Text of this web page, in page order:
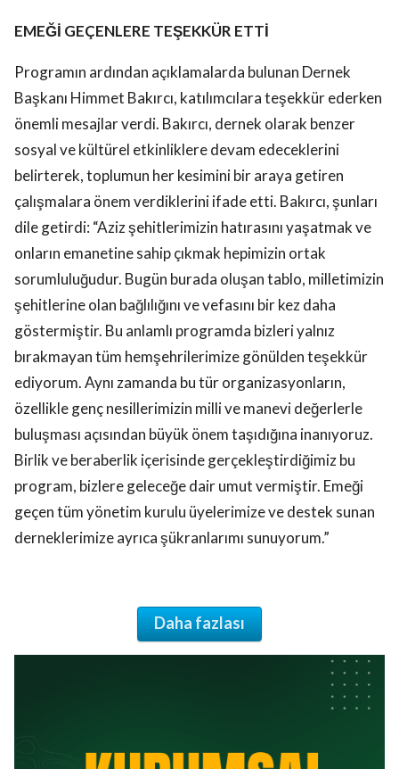
EMEĞİ GEÇENLERE TEŞEKKÜR ETTİ
Programın ardından açıklamalarda bulunan Dernek
Başkanı Himmet Bakırcı, katılımcılara teşekkür ederken
önemli mesajlar verdi. Bakırcı, dernek olarak benzer
sosyal ve kültürel etkinliklere devam edeceklerini
belirterek, toplumun her kesimini bir araya getiren
çalışmalara önem verdiklerini ifade etti. Bakırcı, şunları
dile getirdi: “Aziz şehitlerimizin hatırasını yaşatmak ve
onların emanetine sahip çıkmak hepimizin ortak
sorumluluğudur. Bugün burada oluşan tablo, milletimizin
şehitlerine olan bağlılığını ve vefasını bir kez daha
göstermiştir. Bu anlamlı programda bizleri yalnız
bırakmayan tüm hemşehrilerimize gönülden teşekkür
ediyorum. Aynı zamanda bu tür organizasyonların,
özellikle genç nesillerimizin milli ve manevi değerlerle
buluşması açısından büyük önem taşıdığına inanıyoruz.
Birlik ve beraberlik içerisinde gerçekleştirdiğimiz bu
program, bizlere geleceğe dair umut vermiştir. Emeği
geçen tüm yönetim kurulu üyelerimize ve destek sunan
derneklerimize ayrıca şükranlarımı sunuyorum.”
Daha fazlası